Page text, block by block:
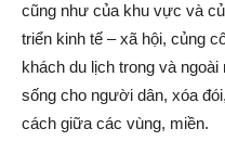
cũng như của khu vực và
triển kinh tế – xã hội, củng
khách du lịch trong và
sống cho người dân, xóa
cách giữa các vùng, miền.